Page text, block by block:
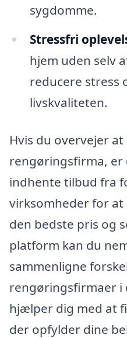
sygdomme.
Stressfri
hjem uden selv
reducere stress
livskvaliteten.
Hvis du overvejer
rengøringsfirma, er
indhente tilbud fra
virksomheder for
den bedste pris og
platform kan du
sammenligne
rengøringsfirmaer i
hjælper dig med at
der opfylder dine